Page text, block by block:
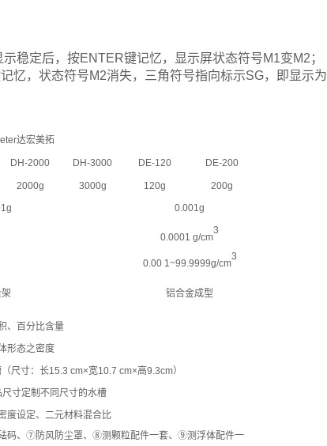
示稳定后，按ENTER键记忆 ，显示屏状态符号M1变M2 ；
忆 ，状态符号M2消失，三角符号指向标示SG，即显示为
达宏美拓
DH-2000 DH-3000 DE-120 DE-200
2000g 3000g 120g
200g
0.001g
0.0001 g/cm
3
0.00 1~99.9999g/cm
3
铝合金成型
、百分比含量
形态之密度
（尺寸：长15.3 cm×宽10.7 cm×高9.3cm）
寸定制不同尺寸的水槽
度设定、二元材料混合比
码、 ⑦防风防尘罩、 ⑧测颗粒配件一套、 ⑨测浮体配件一